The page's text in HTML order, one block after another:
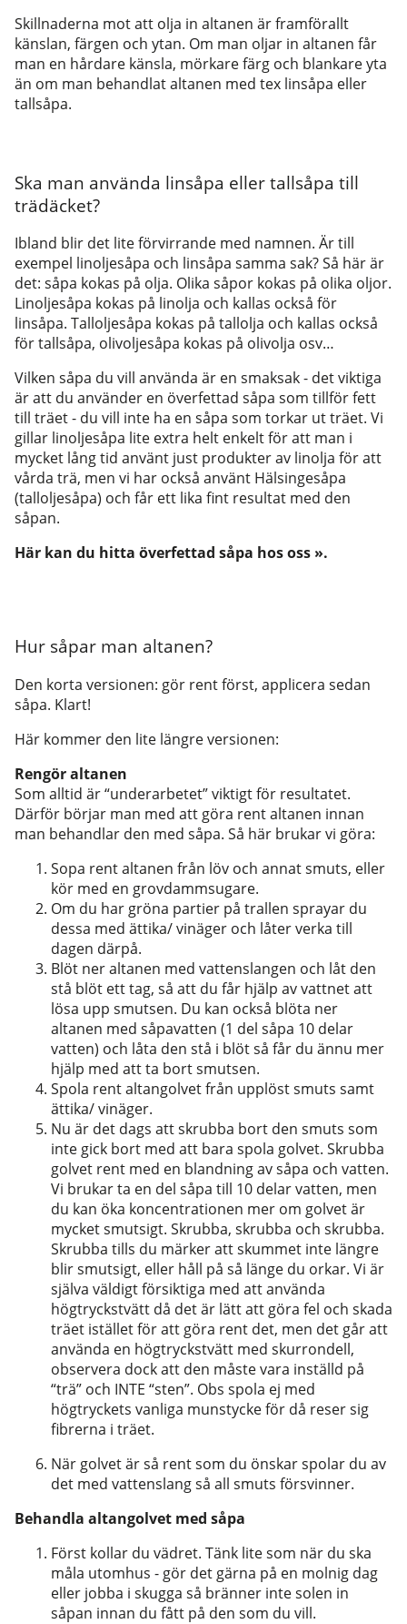
Skillnaderna mot att olja in altanen är framförallt
känslan, färgen och ytan. Om man oljar in altanen får
man en hårdare känsla, mörkare färg och blankare yta
än om man behandlat altanen med tex linsåpa eller
tallsåpa.
Ska man använda linsåpa eller tallsåpa till
trädäcket?
Ibland blir det lite förvirrande med namnen. Är till
exempel linoljesåpa och linsåpa samma sak? Så här är
det: såpa kokas på olja. Olika såpor kokas på olika oljor.
Linoljesåpa kokas på linolja och kallas också för
linsåpa. Talloljesåpa kokas på tallolja och kallas också
för tallsåpa, olivoljesåpa kokas på olivolja osv…
Vilken såpa du vill använda är en smaksak - det viktiga
är att du använder en överfettad såpa som tillför fett
till träet - du vill inte ha en såpa som torkar ut träet. Vi
gillar linoljesåpa lite extra helt enkelt för att man i
mycket lång tid använt just produkter av linolja för att
vårda trä, men vi har också använt Hälsingesåpa
(talloljesåpa) och får ett lika fint resultat med den
såpan.
Här kan du hitta överfettad såpa hos oss ».
Hur såpar man altanen?
Den korta versionen: gör rent först, applicera sedan
såpa. Klart!
Här kommer den lite längre versionen:
Rengör altanen
Som alltid är “underarbetet” viktigt för resultatet.
Därför börjar man med att göra rent altanen innan
man behandlar den med såpa. Så här brukar vi göra:
Sopa rent altanen från löv och annat smuts, eller
kör med en grovdammsugare.
Om du har gröna partier på trallen sprayar du
dessa med ättika/ vinäger och låter verka till
dagen därpå.
Blöt ner altanen med vattenslangen och låt den
stå blöt ett tag, så att du får hjälp av vattnet att
lösa upp smutsen. Du kan också blöta ner
altanen med såpavatten (1 del såpa 10 delar
vatten) och låta den stå i blöt så får du ännu mer
hjälp med att ta bort smutsen.
Spola rent altangolvet från upplöst smuts samt
ättika/ vinäger.
Nu är det dags att skrubba bort den smuts som
inte gick bort med att bara spola golvet. Skrubba
golvet rent med en blandning av såpa och vatten.
Vi brukar ta en del såpa till 10 delar vatten, men
du kan öka koncentrationen mer om golvet är
mycketsmutsigt. Skrubba, skrubba och skrubba.
Skrubba tills du märker att skummet inte längre
blir smutsigt, eller håll på så länge du orkar. Vi är
själva väldigt försiktiga med att använda
högtryckstvätt då det är lätt att göra fel och skada
träet istället för att göra rent det, men det går att
använda en högtryckstvätt med skurrondell,
observera dock att den måste vara inställd på
“trä” och INTE “sten”. Obs spola ej med
högtryckets vanliga munstycke för då reser sig
fibrerna i träet.
När golvet är så rent som du önskar spolar du av
det med vattenslang så all smuts försvinner.
Behandla altangolvet med såpa
Först kollar du vädret. Tänk lite som när du ska
måla utomhus - gör det gärna på en molnig dag
eller jobba i skugga så bränner inte solen in
såpan innan du fått på den som du vill.